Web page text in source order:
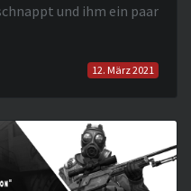
und ihm ein paar
12. März 2021